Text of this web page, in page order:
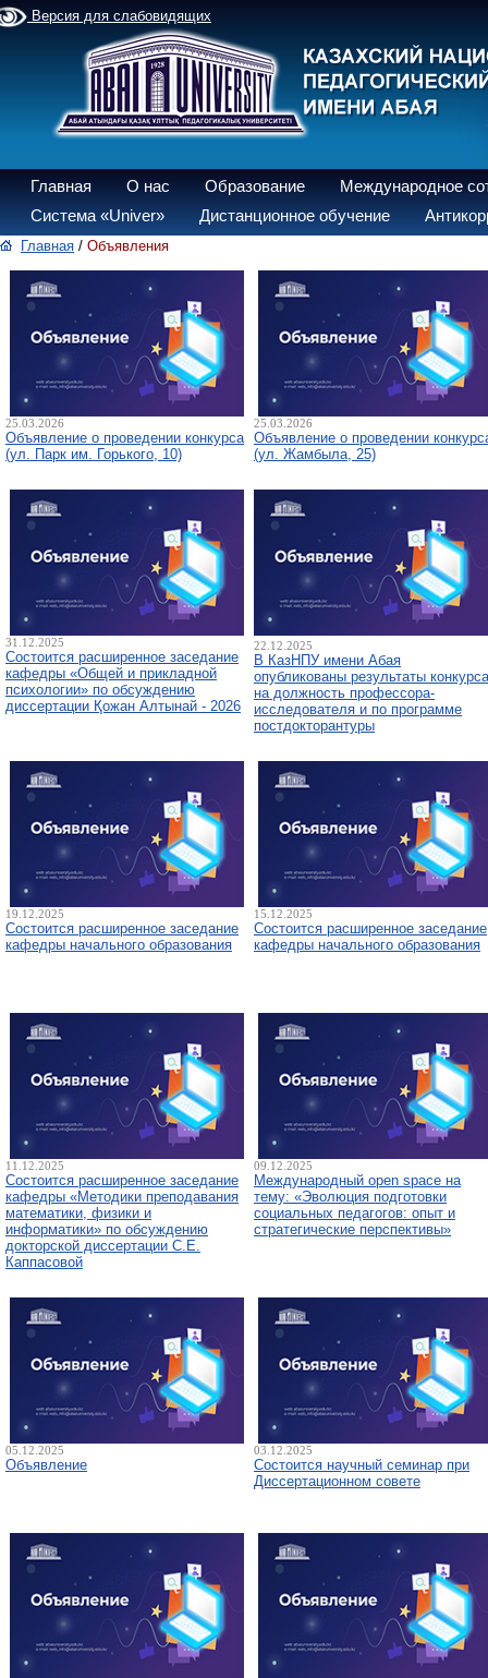
Версия для слабовидящих
Главная О нас Образование
Международное
Система «Univer»
Дистанционное обучение
Главная / Объявления
25.03.2026
Объявление о проведении конкурса
(ул. Парк им. Горького, 10)
25.03.2026
Объявление о проведении
(ул. Жамбыла, 25)
31.12.2025
Состоится расширенное заседание
кафедры «Общей и прикладной
психологии» по обсуждению
диссертации Қожан Алтынай - 2026
22.12.2025
В КазНПУ имени Абая
опубликованы результаты конкурса
на должность профессора-
исследователя и по программе
постдокторантуры
19.12.2025
Состоится расширенное заседание
кафедры начального образования
15.12.2025
Состоится расширенное заседание
кафедры начального образования
11.12.2025
Состоится расширенное заседание
кафедры «Методики преподавания
математики, физики и
информатики» по обсуждению
докторской диссертации С.Е.
Каппасовой
09.12.2025
Международный open space на
тему: «Эволюция подготовки
социальных педагогов: опыт и
стратегические перспективы»
05.12.2025
Объявление
03.12.2025
Состоится научный семинар при
Диссертационном совете